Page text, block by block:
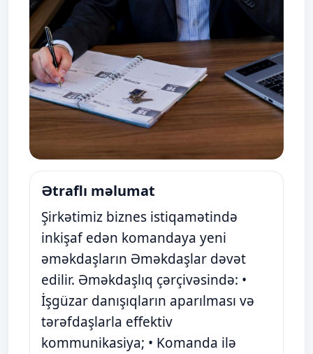
Ətraflı məlumat
Şirkətimiz biznes istiqamətində
inkişaf edən komandaya yeni
əməkdaşların Əməkdaşlar dəvət
edilir. Əməkdaşlıq çərçivəsində: •
İşgüzar danışıqların aparılması və
tərəfdaşlarla effektiv
kommunikasiya; • Komanda ilə